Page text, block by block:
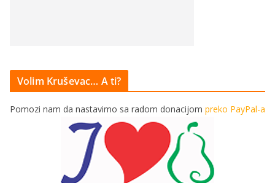
Volim Kruševac… A ti?
Pomozi nam da nastavimo sa radom donacijom preko PayPal-a